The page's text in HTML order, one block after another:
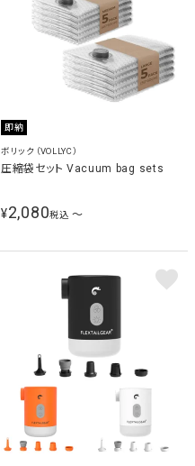
即納
ボリック（VOLLYC）
圧縮袋セット Vacuum bag sets
¥2,080税込 〜